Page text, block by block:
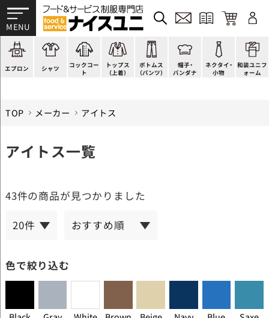
エプロン
かぶり型
スモック風
厨房用
ラップエプロン
シャツ
ピンタック
Tシャツ
ポロシャツ
和風シャツ(Asian)コックコー
ト
ショップコート
スタンダード
ファッション
キッズ
トップス
（上着）
法被(はっぴ)
調理白衣
カットソー
ジャンバー
ボトムス
（パンツ）
イージーパンツ
ワンピース
厨房シューズ
フロアシューズ
帽子・
バンダナ
洋帽子
コック帽
衛生帽子
ヘアネット
ネクタイ・
小物
ネクタイ
蝶ネクタイ
リボン・スカーフ
クロスタイ
和装ユニフ
ォーム
帯
草履、足袋など
着付小物
きもの
TOP メーカー アイトス
アイトス一覧
43件の商品が見つかりました
色で絞り込む